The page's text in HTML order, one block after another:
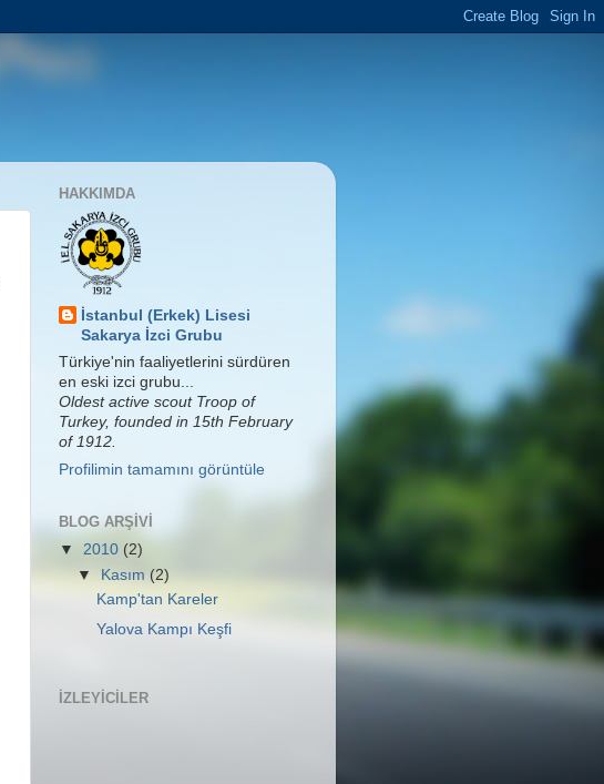
HAKKIMDA
İstanbul (Erkek) Lisesi
Sakarya İzci Grubu
Türkiye'nin faaliyetlerini sürdüren
en eski izci grubu...
Oldest active scout Troop of
Turkey, founded in 15th February
of 1912.
Profilimin tamamını görüntüle
BLOG ARŞIVI
▼ 2010 (2)
▼ Kasım (2)
Kamp'tan Kareler
Yalova Kampı Keşfi
İZLEYICILER